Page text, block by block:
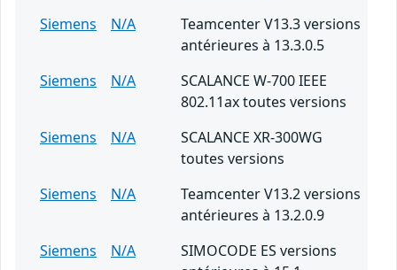
Siemens
N/A
Teamcenter V13.3 versions
antérieures à 13.3.0.5
Siemens
N/A
SCALANCE W-700 IEEE
802.11ax toutes versions
Siemens
N/A
SCALANCE XR-300WG
toutes versions
Siemens
N/A
Teamcenter V13.2 versions
antérieures à 13.2.0.9
Siemens
N/A
SIMOCODE ES versions